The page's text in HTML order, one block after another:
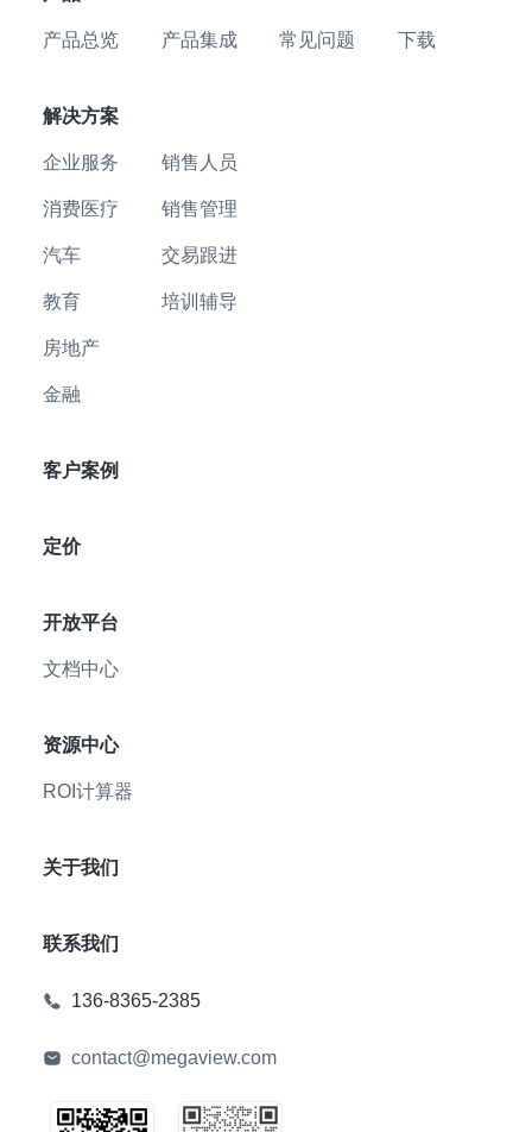
产品总览 产品集成 常见问题 下载
解决方案
企业服务
消费医疗
汽车
教育
房地产
金融
销售人员
销售管理
交易跟进
培训辅导
客户案例
定价
开放平台
文档中心
资源中心
ROI计算器
关于我们
联系我们
136-8365-2385
contact@megaview.com